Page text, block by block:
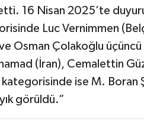
etti. 16 Nisan 2025’te
Luc Vernimmen
Osman Çolakoğlu
(İran), Cemalettin
kategorisinde ise M.
görüldü.”